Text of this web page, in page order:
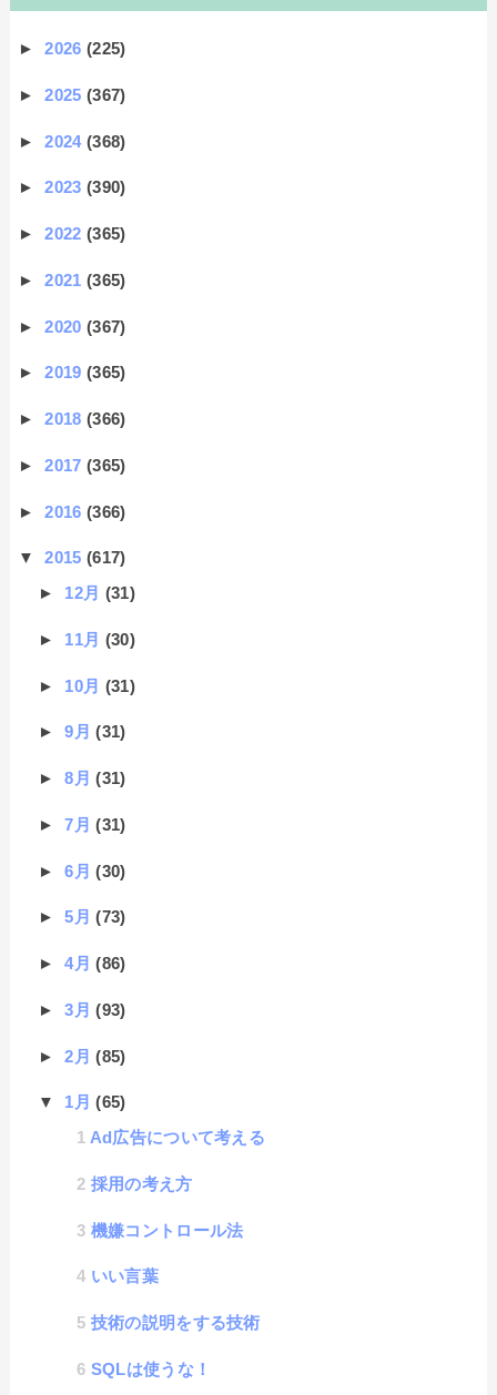
►2026(225)
►2025(367)
►2024(368)
►2023(390)
►2022(365)
►2021(365)
►2020(367)
►2019(365)
►2018(366)
►2017(365)
►2016(366)
▼2015(617)
► 12月 (31)
► 11月 (30)
► 10月 (31)
►9月(31)
►8月(31)
►7月(31)
►6月(30)
►5月(73)
►4月(86)
►3月(93)
►2月(85)
▼ 1月(65)
Ad広告について考える
採用の考え方
機嫌コントロール法
いい言葉
技術の説明をする技術
SQLは使うな！